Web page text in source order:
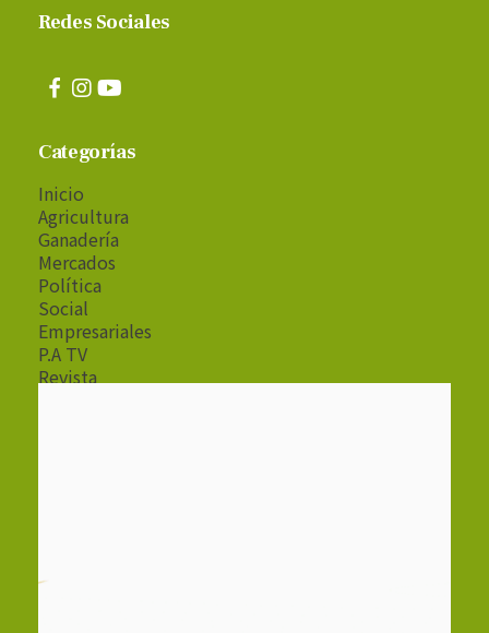
Redes Sociales
Categorías
Inicio
Agricultura
Ganadería
Mercados
Política
Social
Empresariales
P.A TV
Revista